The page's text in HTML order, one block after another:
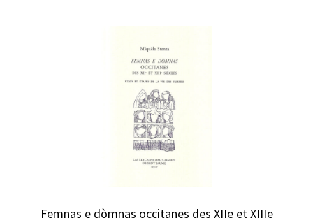
Femnas e dòmnas occitanes des XIIe et XIIIe